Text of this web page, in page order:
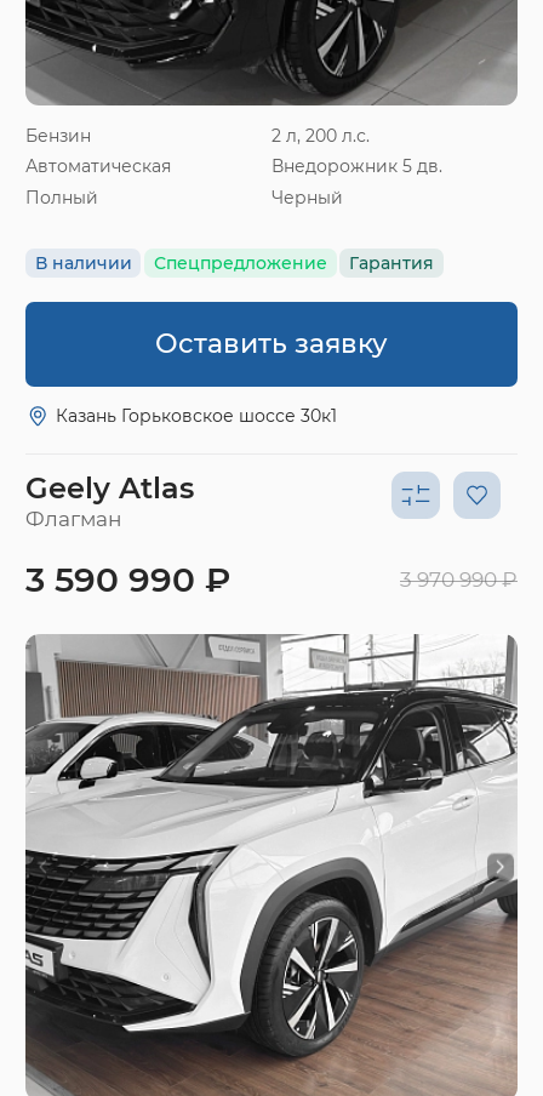
Бензин
2 л, 200 л.с.
Автоматическая
Внедорожник 5 дв.
Полный
Черный
В наличии Спецпредложение Гарантия
Оставить заявку
Казань Горьковское шоссе 30к1
Geely Atlas
Флагман
3 590 990 ₽ 3 970 990 ₽